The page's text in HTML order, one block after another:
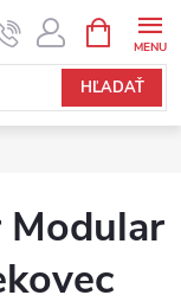
HĽADAŤ
Modular